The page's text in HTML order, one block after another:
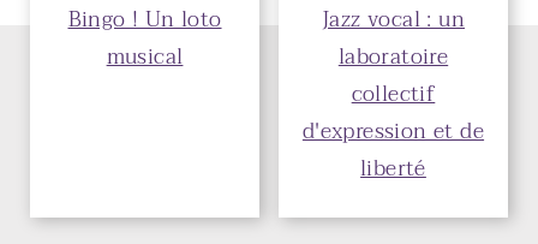
Bingo ! Un loto
musical
Jazz vocal : un
laboratoire
collectif
d'expression et de
liberté